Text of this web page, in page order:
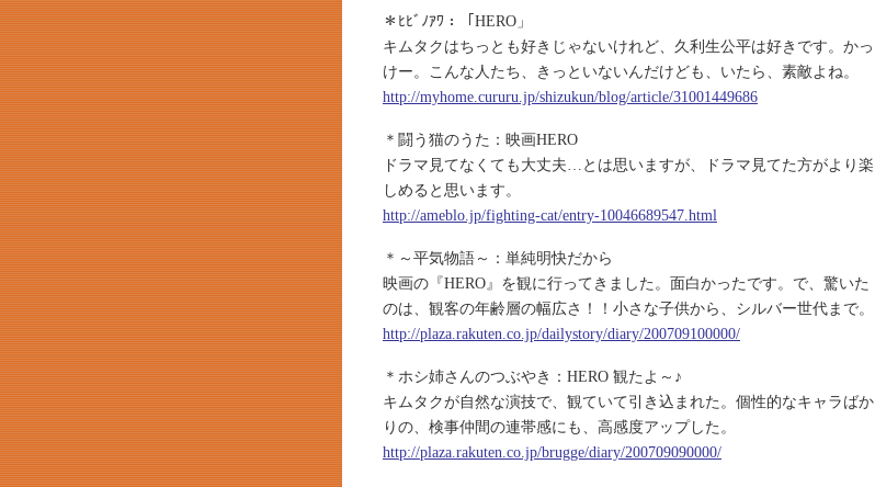
＊ﾋﾋﾞﾉｱﾜ：「HERO」
キムタクはちっとも好きじゃないけれど、久利生公平は好きです。かっ
けー。こんな人たち、きっといないんだけども、いたら、素敵よね。
http://myhome.cururu.jp/shizukun/blog/article/31001449686
＊闘う猫のうた：映画HERO
ドラマ見てなくても大丈夫…とは思いますが、ドラマ見てた方がより楽
しめると思います。
http://ameblo.jp/fighting-cat/entry-10046689547.html
＊～平気物語～：単純明快だから
映画の『HERO』を観に行ってきました。面白かったです。で、驚いた
のは、観客の年齢層の幅広さ！！小さな子供から、シルバー世代まで。
http://plaza.rakuten.co.jp/dailystory/diary/200709100000/
＊ホシ姉さんのつぶやき：HERO 観たよ～♪
キムタクが自然な演技で、観ていて引き込まれた。個性的なキャラばか
りの、検事仲間の連帯感にも、高感度アップした。
http://plaza.rakuten.co.jp/brugge/diary/200709090000/